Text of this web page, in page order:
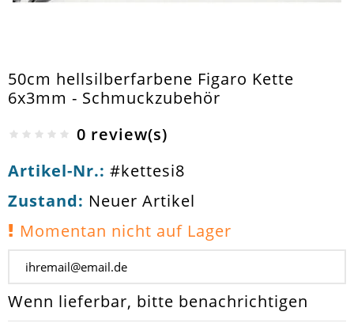
50cm hellsilberfarbene Figaro Kette
6x3mm - Schmuckzubehör
0 review(s)
Artikel-Nr.: #kettesi8
Zustand: Neuer Artikel
Momentan nicht auf Lager
Wenn lieferbar, bitte benachrichtigen